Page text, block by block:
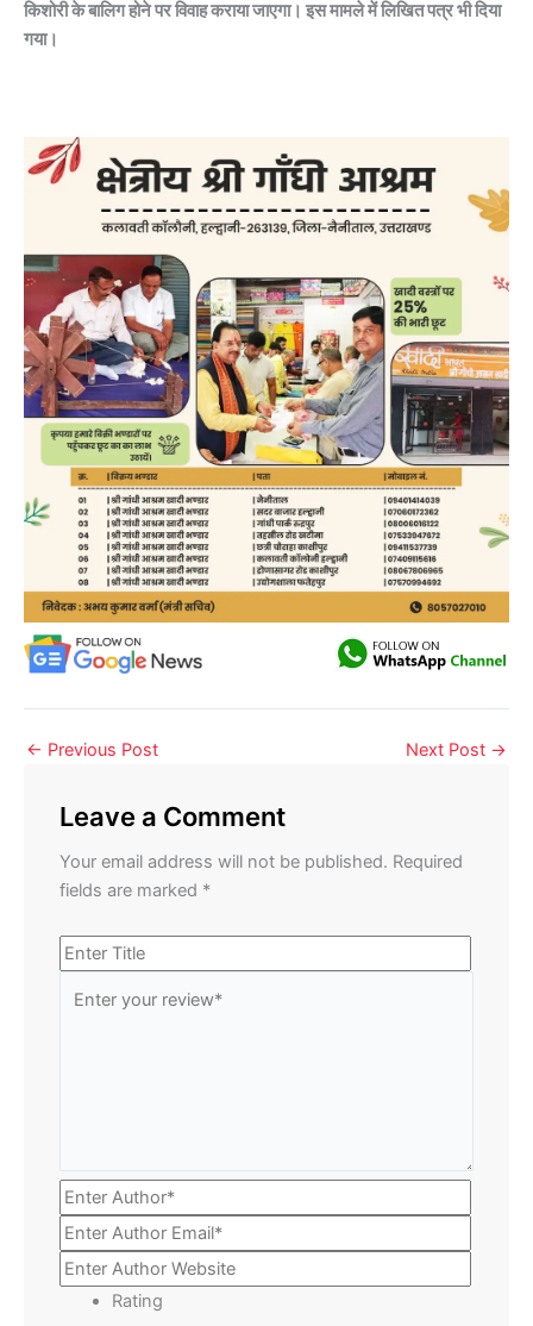
किशोरी के बालिग होने पर विवाह कराया जाएगा। इस मामले में लिखित पत्र भी दिया
गया।
← Previous Post Next Post →
Leave a Comment
Your email address will not be published. Required
fields are marked *
Rating